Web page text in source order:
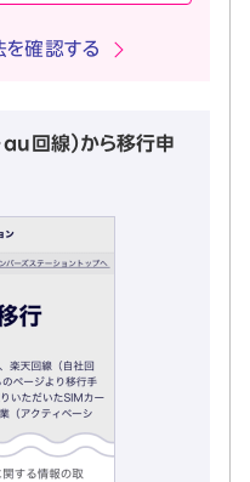
を確認する
au回線）から移行申